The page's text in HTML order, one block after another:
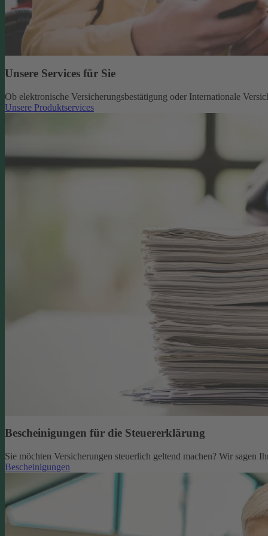
Unsere Services für Sie
Ob elektronische Versicherungsbestätigung oder Internationale
Unsere Produktservices
Bescheinigungen für die Steuererklärung
Sie möchten Versicherungen steuerlich geltend machen? Wir sagen
Bescheinigungen